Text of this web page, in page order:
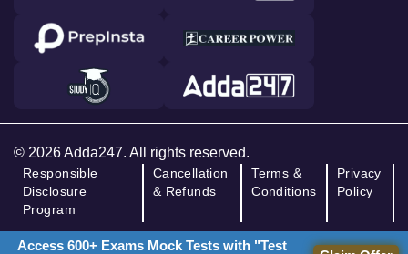
© 2026 Adda247. All rights reserved.
Responsible
Disclosure
Program
Cancellation
& Refunds
Terms &
Conditions
Privacy
Policy
Access 600+ Exams Mock Tests with "Test